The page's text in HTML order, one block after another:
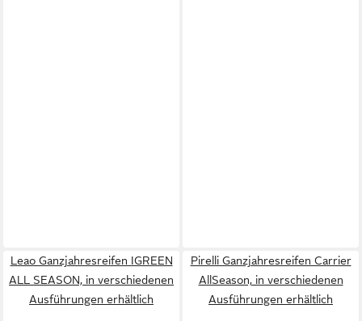
Leao Ganzjahresreifen IGREEN
ALL SEASON, in verschiedenen
Ausführungen erhältlich
Pirelli Ganzjahresreifen Carrier
AllSeason, in verschiedenen
Ausführungen erhältlich